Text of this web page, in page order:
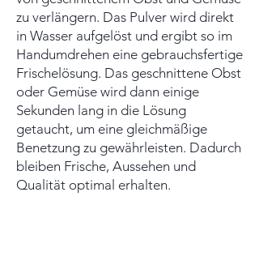
zu verlängern. Das Pulver wird direkt
in Wasser aufgelöst und ergibt so im
Handumdrehen eine gebrauchsfertige
Frischelösung. Das geschnittene Obst
oder Gemüse wird dann einige
Sekunden lang in die Lösung
getaucht, um eine gleichmäßige
Benetzung zu gewährleisten. Dadurch
bleiben Frische, Aussehen und
Qualität optimal erhalten.